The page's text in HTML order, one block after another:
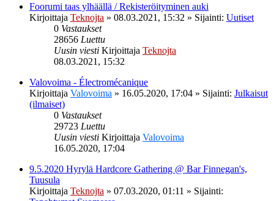
Foorumi taas ylhäällä / Rekisteröityminen auki
Kirjoittaja Teknojta » 08.03.2021, 15:32 » Sijainti: Uutiset
0 Vastaukset
28656 Luettu
Uusin viesti Kirjoittaja Teknojta
08.03.2021, 15:32
Valovoima - Électromécanique
Kirjoittaja Valovoima » 16.05.2020, 17:04 » Sijainti: Julkaisut
(ilmaiset)
0 Vastaukset
29723 Luettu
Uusin viesti Kirjoittaja Valovoima
16.05.2020, 17:04
9.5.2020 Hyrylä Hardcore Gathering @ Bar Finnegan's,
Tuusula
Kirjoittaja Teknojta » 07.03.2020, 01:11 » Sijainti: